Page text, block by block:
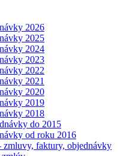
2026
2025
2024
2023
2022
2021
2020
2019
2018
do 2015
od roku 2016
faktury, objednávky